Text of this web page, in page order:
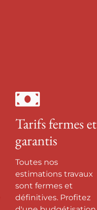
Tarifs fermes et
garantis
Toutes nos
estimations travaux
sont fermes et
définitives. Profitez